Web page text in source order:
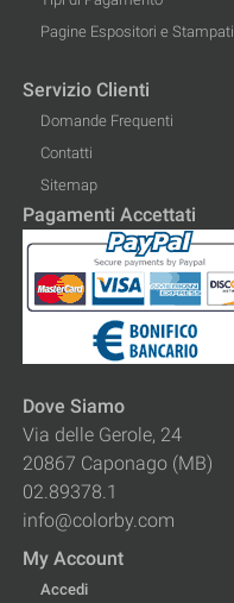
Pagine Espositori e Stampati
Servizio Clienti
Domande Frequenti
Contatti
Sitemap
Pagamenti Accettati
Dove Siamo
Via delle Gerole, 24
20867 Caponago (MB)
02.89378.1
info@colorby.com
My Account
Accedi